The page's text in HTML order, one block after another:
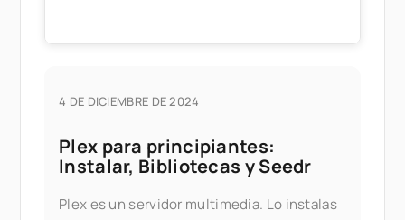
4 DE DICIEMBRE DE 2024
Plex para principiantes:
Instalar, Bibliotecas y Seedr
Plex es un servidor multimedia. Lo instalas